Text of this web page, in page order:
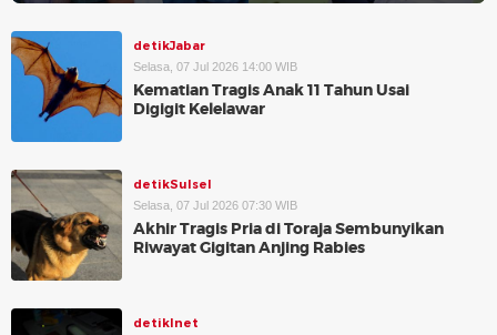
detikJabar
Selasa, 07 Jul 2026 14:00 WIB
Kematian Tragis Anak 11 Tahun Usai
Digigit Kelelawar
detikSulsel
Selasa, 07 Jul 2026 07:30 WIB
Akhir Tragis Pria di Toraja Sembunyikan
Riwayat Gigitan Anjing Rabies
detikInet